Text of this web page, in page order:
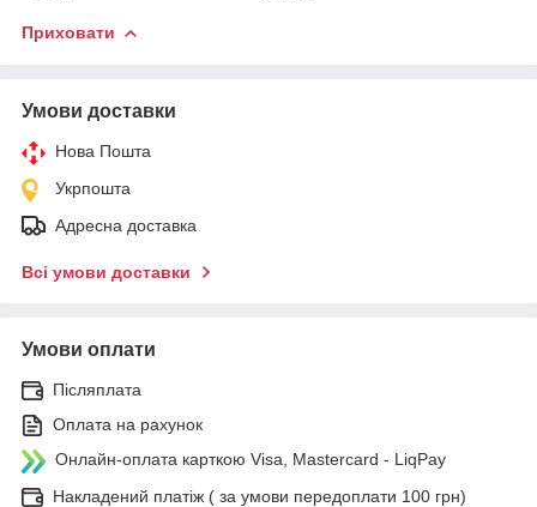
Приховати
Умови доставки
Нова Пошта
Укрпошта
Адресна доставка
Всі умови доставки
Умови оплати
Післяплата
Оплата на рахунок
Онлайн-оплата карткою Visa, Mastercard - LiqPay
Накладений платіж ( за умови передоплати 100 грн)